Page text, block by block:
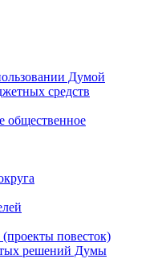
Думой
средств
общественное
повесток)
решений Думы